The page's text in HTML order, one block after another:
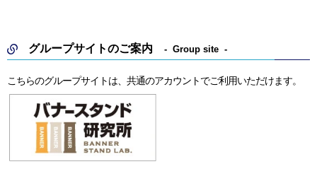
グループサイトのご案内 Group site
こちらのグループサイトは、共通のアカウントでご利用いただけます。